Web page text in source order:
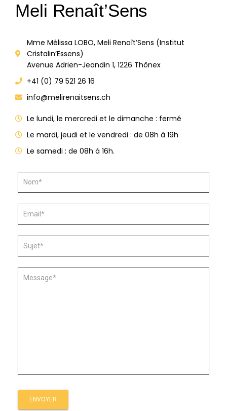
Meli Renaît’Sens
Mme Mélissa LOBO, Meli Renaît’Sens (Institut
Cristalin’Essens)
Avenue Adrien-Jeandin 1, 1226 Thônex
+41 (0) 79 521 26 16
info@melirenaitsens.ch
Le lundi, le mercredi et le dimanche : fermé
Le mardi, jeudi et le vendredi : de 08h à 19h
Le samedi : de 08h à 16h.